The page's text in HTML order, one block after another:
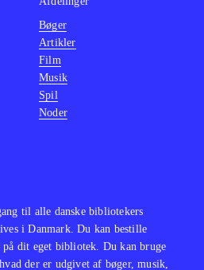
til alle danske bibliotekers
i Danmark. Du kan bestille
på dit eget bibliotek. Du kan bruge
der er udgivet af bøger, musik,
Bøger
Artikler
Film
Musik
Spil
Noder